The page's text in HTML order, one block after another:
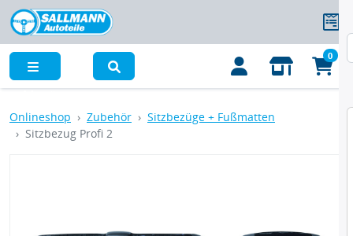
0
Onlineshop Zubehör
Sitzbezüge + Fußmatten
Sitzbezug Profi 2